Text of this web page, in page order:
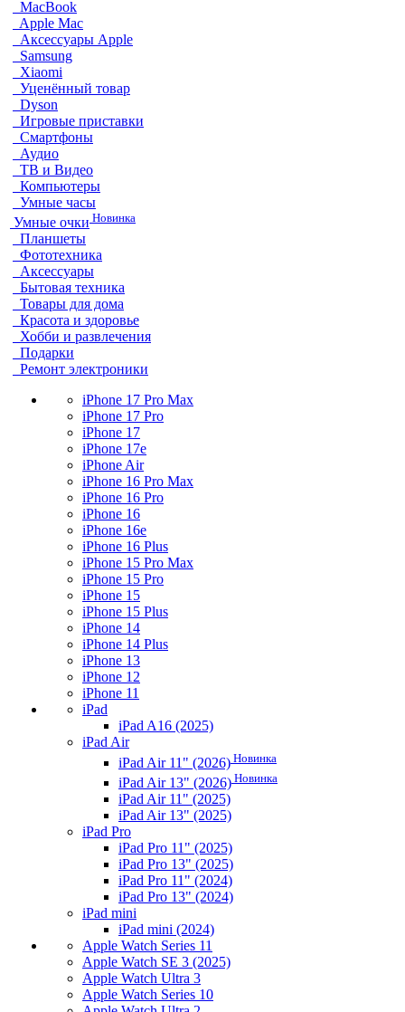
MacBook
Apple Mac
Аксессуары Apple
Samsung
Xiaomi
Уценённый товар
Dyson
Игровые приставки
Смартфоны
Аудио
ТВ и Видео
Компьютеры
Умные часы
Умные очки Новинка
Планшеты
Фототехника
Аксессуары
Бытовая техника
Товары для дома
Красота и здоровье
Хобби и развлечения
Подарки
Ремонт электроники
iPhone 17 Pro Max
iPhone 17 Pro
iPhone 17
iPhone 17e
iPhone Air
iPhone 16 Pro Max
iPhone 16 Pro
iPhone 16
iPhone 16e
iPhone 16 Plus
iPhone 15 Pro Max
iPhone 15 Pro
iPhone 15
iPhone 15 Plus
iPhone 14
iPhone 14 Plus
iPhone 13
iPhone 12
iPhone 11
iPad
iPad A16 (2025)
iPad Air
iPad Air 11" (2026) Новинка
iPad Air 13" (2026) Новинка
iPad Air 11" (2025)
iPad Air 13" (2025)
iPad Pro
iPad Pro 11" (2025)
iPad Pro 13" (2025)
iPad Pro 11" (2024)
iPad Pro 13" (2024)
iPad mini
iPad mini (2024)
Apple Watch Series 11
Apple Watch SE 3 (2025)
Apple Watch Ultra 3
Apple Watch Series 10